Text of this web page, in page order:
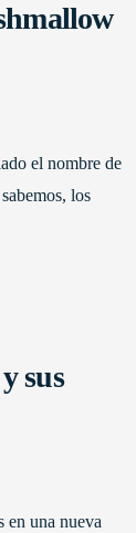
el nombre de
los
sus
en una nueva